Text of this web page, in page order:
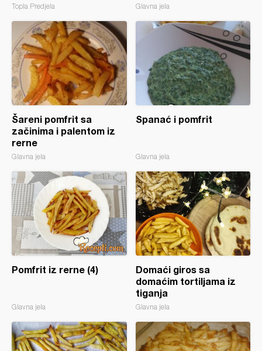
Topla Predjela Glavna jela
Šareni pomfrit sa
začinima i palentom iz
rerne
Glavna jela
Spanać i pomfrit
Glavna jela
Pomfrit iz rerne (4)
Glavna jela
Domaći giros sa
domaćim tortiljama iz
tiganja
Glavna jela